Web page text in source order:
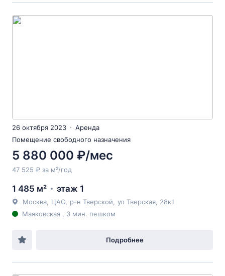
26 октября 2023
Аренда
Помещение свободного назначения
5 880 000 ₽/мес
47 525 ₽ за м²/год
1 485 м² этаж 1
Москва ЦАО р-н Тверской ул Тверская , 28к1
Маяковская , 3 мин. пешком
Подробнее